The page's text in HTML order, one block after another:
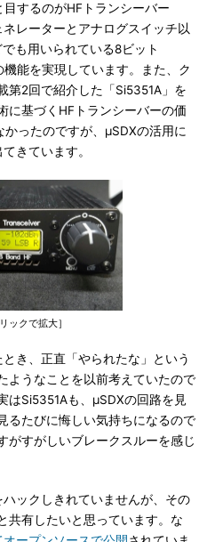
するのがHFトランシーバー
ネレーターとアナログスイッチ以
も用いられている8ビット
能を実現しています。また、ク
第2回で紹介した「Si5351A」を
に基づくHFトランシーバーの価
ったのですが、μSDXの活用に
きています。
ックで拡大］
き、正直「やられたな」という
ようなことを以前考えていたので
はSi5351Aも、μSDXの回路を見
るたびに悔しい気持ちになるので
がすがしいブレークスルーを感じ
ックしきれていませんが、その
共有したいと思っています。な